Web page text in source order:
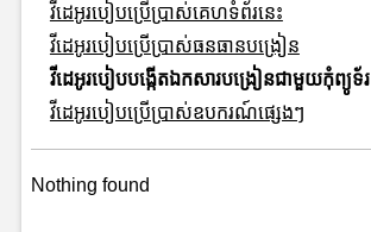
វីដេអូរបៀបប្រើប្រាស់គេហទំព័រនេះ
វីដេអូរបៀបប្រើប្រាស់ធនធានបង្រៀន
វីដេអូរបៀបបង្កើតឯកសារបង្រៀនជាមួយកុំព្យូទ័រ
វីដេអូរបៀបប្រើប្រាស់ឧបករណ៍ផ្សេងៗ
Nothing found